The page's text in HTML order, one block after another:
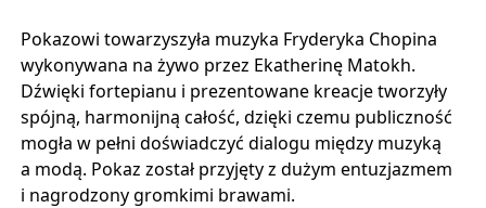
Pokazowi towarzyszyła muzyka Fryderyka Chopina
wykonywana na żywo przez Ekatherinę Matokh.
Dźwięki fortepianu i prezentowane kreacje tworzyły
spójną, harmonijną całość, dzięki czemu publiczność
mogła w pełni doświadczyć dialogu między muzyką
a modą. Pokaz został przyjęty z dużym entuzjazmem
i nagrodzony gromkimi brawami.